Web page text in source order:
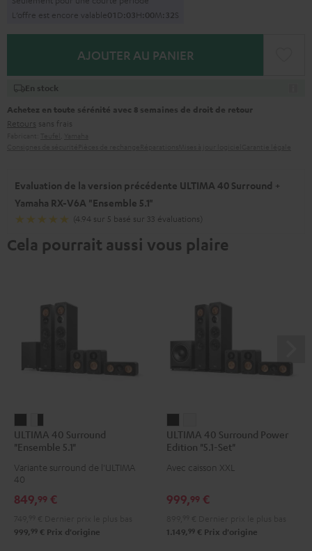
L’offre est encore valable01D:03H:00M: 31S
AJOUTER AU PANIER
En stock
Achetez en toute sérénité avec 8 semaines de droit de retour
Retours sans frais
Evaluation de la version précédente ULTIMA 40 Surround +
Yamaha RX-V6A "Ensemble 5.1"
(4.94 sur 5 basé sur 33 évaluations)
Cela pourrait aussi vous plaire
40
Surround
"Ensemble
Noir
40
Surround
"Ensemble
Blanc
Noir
ULTIMA 40 Surround
"Ensemble 5.1"
Variante surround de l'ULTIMA
40
849,99 €
999, 99 € Prix d'origine
40
Surround
Power
"5.1-
Noir
40
Surround
Power
"5.1-
Blanc
ULTIMA 40 Surround Power
Edition "5.1-Set"
Avec caisson XXL
999,99 €
1.149, 99 € Prix d'origine